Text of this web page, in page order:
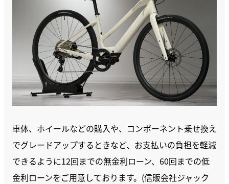
車体、ホイールなどの購入や、コンポーネント乗せ換え
でグレードアップするときなど、お支払いの負担を軽減
できるように12回までの無金利ローン、60回までの低
金利ローンをご用意しております。(信販会社ジャック